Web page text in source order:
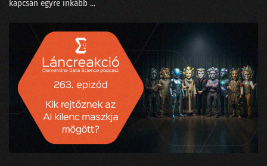
188 - Ludditák a szerverteremben
187 - conTEXT 2024: Lemaradtál?
186 - A hétköznapi problémák MI után sírnak
185 - Politikusok és hekkerek a State of AI második részében
184 - A State of AI tanulmány idén is megéri a pénzét
182 - MI szakértők a szőnyeg legszélén
kapcsán egyre inkább ...